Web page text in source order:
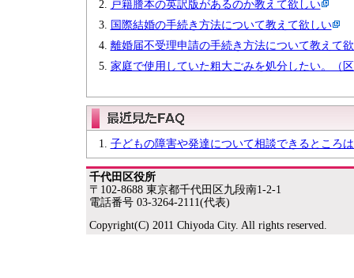
戸籍謄本の英訳版があるのか教えて欲しい
国際結婚の手続き方法について教えて欲しい
離婚届不受理申請の手続き方法について教えて
家庭で使用していた粗大ごみを処分したい。（
子どもの障害や発達について相談できるところ
千代田区役所
〒102-8688 東京都千代田区九段南1-2-1
電話番号 03-3264-2111(代表)
Copyright(C) 2011 Chiyoda City. All rights reserved.